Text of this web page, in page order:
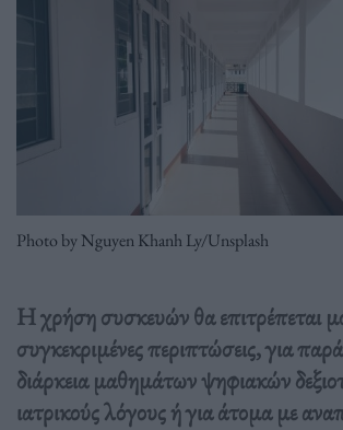
Photo by Nguyen Khanh Ly/Unsplash
Η χρήση συσκευών θα επιτρέπεται
συγκεκριμένες περιπτώσεις, για
διάρκεια μαθημάτων ψηφιακών
ιατρικούς λόγους ή για άτομα με